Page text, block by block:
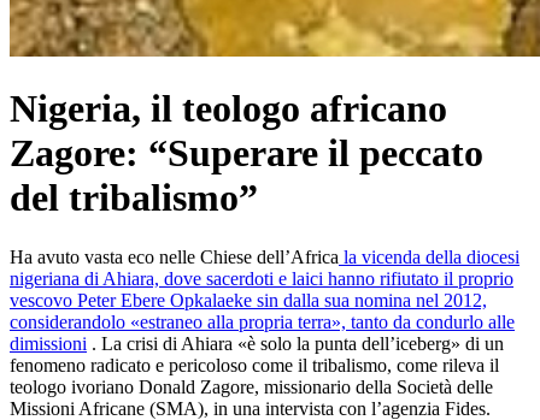
Nigeria, il teologo africano
Zagore: “Superare il peccato
del tribalismo”
Ha avuto vasta eco nelle Chiese dell’Africa la vicenda della diocesi
nigeriana di Ahiara, dove sacerdoti e laici hanno rifiutato il proprio
vescovo Peter Ebere Opkalaeke sin dalla sua nomina nel 2012,
considerandolo «estraneo alla propria terra», tanto da condurlo alle
dimissioni . La crisi di Ahiara «è solo la punta dell’iceberg» di un
fenomeno radicato e pericoloso come il tribalismo, come rileva il
teologo ivoriano Donald Zagore, missionario della Società delle
Missioni Africane (SMA), in una intervista con l’agenzia Fides.